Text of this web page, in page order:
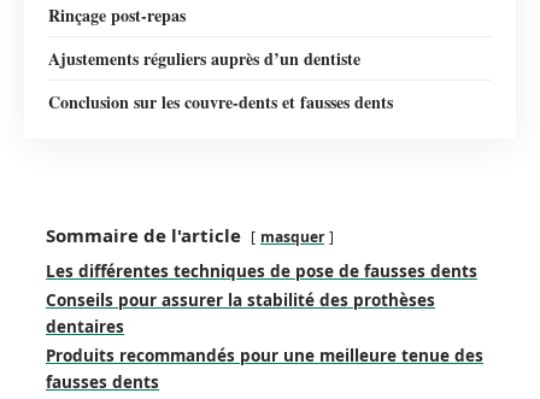
Rinçage post-repas
Ajustements réguliers auprès d’un dentiste
Conclusion sur les couvre-dents et fausses dents
Sommaire de l'article masquer
Les différentes techniques de pose de fausses dents
Conseils pour assurer la stabilité des prothèses
dentaires
Produits recommandés pour une meilleure tenue des
fausses dents